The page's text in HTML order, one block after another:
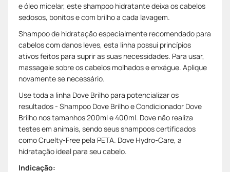
e óleo micelar, este shampoo hidratante deixa os cabelos
sedosos, bonitos e com brilho a cada lavagem.
Shampoo de hidratação especialmente recomendado para
cabelos com danos leves, esta linha possui princípios
ativos feitos para suprir as suas necessidades. Para usar,
massageie sobre os cabelos molhados e enxágue. Aplique
novamente se necessário.
Use toda a linha Dove Brilho para potencializar os
resultados - Shampoo Dove Brilho e Condicionador Dove
Brilho nos tamanhos 200ml e 400ml. Dove não realiza
testes em animais, sendo seus shampoos certificados
como Cruelty-Free pela PETA. Dove Hydro-Care, a
hidratação ideal para seu cabelo.
Indicação: